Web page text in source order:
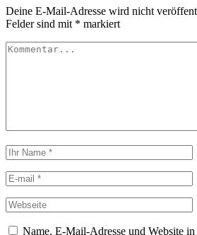
Deine E-Mail-Adresse wird nicht
Felder sind mit * markiert
Name, E-Mail-Adresse und Website